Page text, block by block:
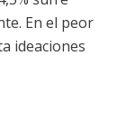
En el peor
ideaciones